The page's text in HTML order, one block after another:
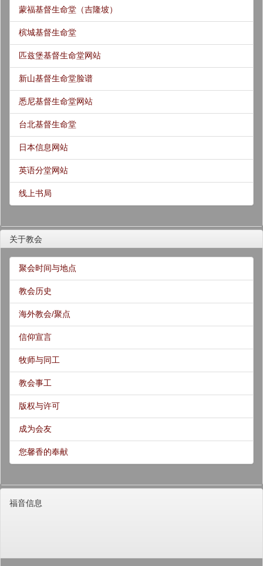
蒙福基督生命堂（吉隆坡）
槟城基督生命堂
匹兹堡基督生命堂网站
新山基督生命堂脸谱
悉尼基督生命堂网站
台北基督生命堂
日本信息网站
英语分堂网站
线上书局
关于教会
聚会时间与地点
教会历史
海外教会/聚点
信仰宣言
牧师与同工
教会事工
版权与许可
成为会友
您馨香的奉献
福音信息